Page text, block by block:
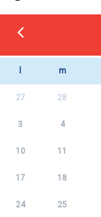
m
27 28
3 4
10 11
17 18
24 25